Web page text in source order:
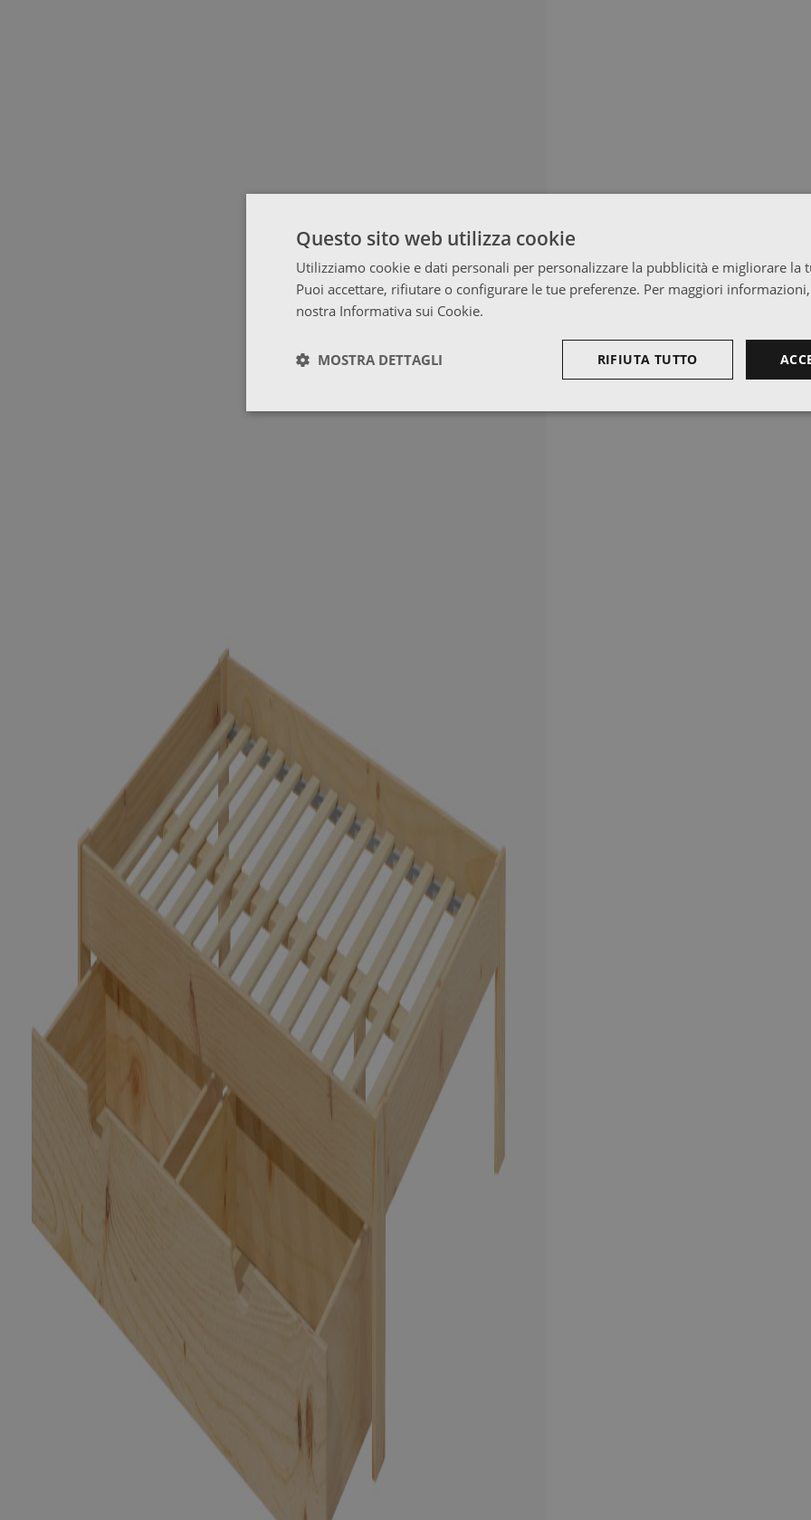
Questo sito web utilizza cookie
Utilizziamo cookie e dati personali per personalizzare la pubblicità e migliorare la
Puoi accettare, rifiutare o configurare le tue preferenze. Per maggiori
nostra Informativa sui Cookie.
RIFIUTA TUTTO
MOSTRA DETTAGLI